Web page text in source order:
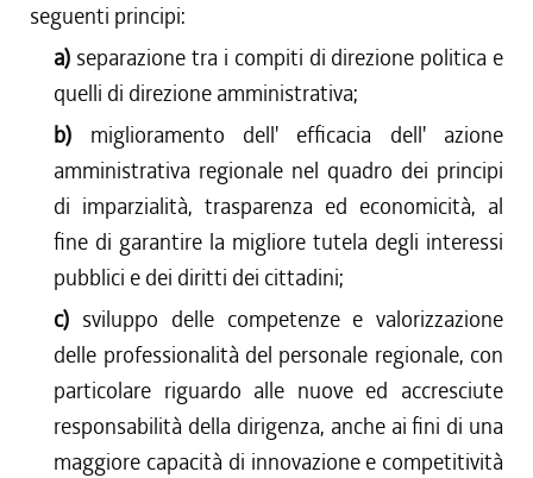
seguenti principi:
a) separazione tra i compiti di direzione politica e
quelli di direzione amministrativa;
b) miglioramento dell' efficacia dell' azione
amministrativa regionale nel quadro dei principi
di imparzialità, trasparenza ed economicità, al
fine di garantire la migliore tutela degli interessi
pubblici e dei diritti dei cittadini;
c) sviluppo delle competenze e valorizzazione
delle professionalità del personale regionale, con
particolare riguardo alle nuove ed accresciute
responsabilità della dirigenza, anche ai fini di una
maggiore capacità di innovazione e competitività